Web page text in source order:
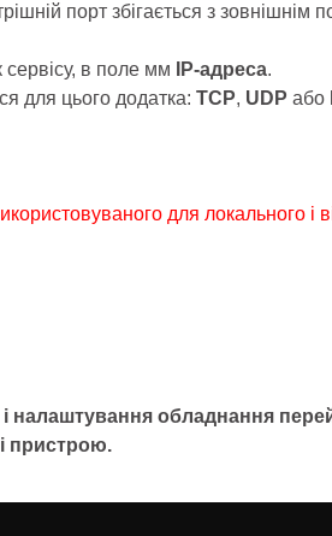
порт збігається з зовнішнім
в поле мм
IP-адреса.
для цього додатка: TCP, UDP або
для локального
налаштування обладнання
пристрою.